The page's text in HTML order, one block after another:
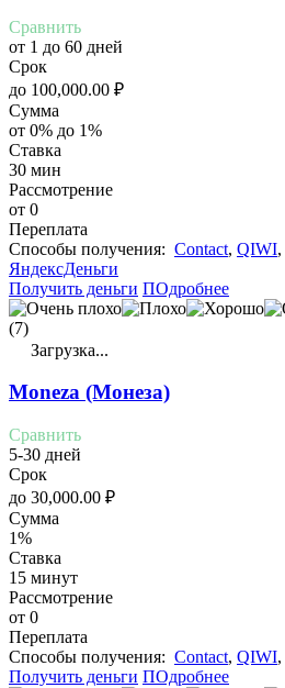
Сравнить
от 1 до 60 дней
Срок
до 100,000.00 ₽
Сумма
от 0% до 1%
Ставка
30 мин
Рассмотрение
от 0
Переплата
Cпособы получения: Contact, QIWI,
ЯндексДеньги
Получить деньги ПОдробнее
(7)
Загрузка...
Moneza (Монеза)
Сравнить
5-30 дней
Срок
до 30,000.00 ₽
Сумма
1%
Ставка
15 минут
Рассмотрение
от 0
Переплата
Cпособы получения: Contact, QIWI,
Получить деньги ПОдробнее